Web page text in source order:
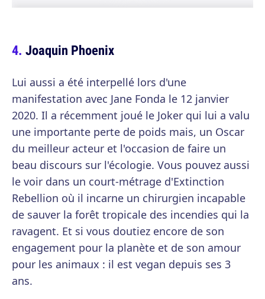
Joaquin Phoenix
Lui aussi a été interpellé lors d'une
manifestation avec Jane Fonda le 12 janvier
2020. Il a récemment joué le Joker qui lui a valu
une importante perte de poids mais, un Oscar
du meilleur acteur et l'occasion de faire un
beau discours sur l'écologie. Vous pouvez aussi
le voir dans un court-métrage d'Extinction
Rebellion où il incarne un chirurgien incapable
de sauver la forêt tropicale des incendies qui la
ravagent. Et si vous doutiez encore de son
engagement pour la planète et de son amour
pour les animaux : il est vegan depuis ses 3
ans.